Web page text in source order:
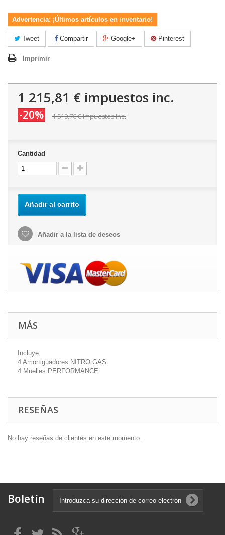
Advertencia: ¡Últimos artículos en inventario!
Tweet Compartir Google+ Pinterest
Imprimir
1 215,81 € impuestos inc.
-20% 1 519,76 €impuestos inc.
Cantidad
Añadir al carrito
Añadir a la lista de deseos
MÁS
Incluye:
4 Amortiguadores NITRO GAS
4 Muelles PERFORMANCE
RESEÑAS
No hay reseñas de clientes en este momento.
Boletín